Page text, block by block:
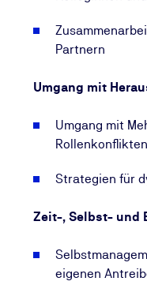
Geschäftsführung.
Zusätzlichzu
und
Bibliothek –
Partnern
Umgang mit
Umgang mit
Rollenkonflikten
Strategien für
Zeit-, Selbst- und
eigenen